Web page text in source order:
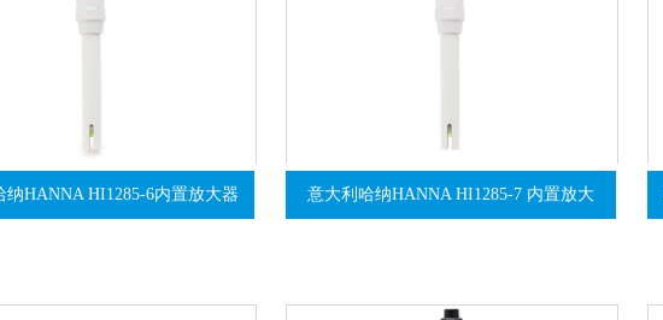
纳HANNA HI1285-6内置放大器 意大利哈纳HANNA HI1285-7 内置放大